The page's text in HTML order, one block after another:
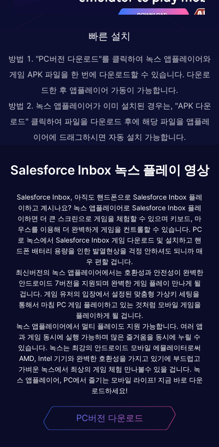
빠른 설치
방법 1. "PC버전 다운로드"를 클릭하여 녹스 앱플레이어와
게임 APK 파일을 한 번에 다운로드할 수 있습니다. 다운로
드한 후 앱플레이어 가동이 가능합니다.
방법 2. 녹스 앱플레이어가 이미 설치된 경우는, "APK 다운
로드" 클릭하여 파일을 다운로드 후에 해당 파일을 앱플레
이어에 드래그하시면 자동 설치 가능합니다.
Salesforce Inbox 녹스 플레이 영상
Salesforce Inbox, 아직도 핸드폰으로 Salesforce Inbox 플레
이하고 계시나요? 녹스 앱플레이어로 Salesforce Inbox 플레
이하면 더 큰 스크린으로 게임을 체험할 수 있으며 키보드, 마
우스를 이용해 더 완벽하게 게임을 컨트롤할 수 있습니다. PC
로 녹스에서 Salesforce Inbox 게임 다운로드 및 설치하고 핸
드폰 배터리 용량을 인한 발열현상을 걱정 안하셔도 되니까 매
우 편할 겁니다.
최신버전의 녹스 앱플레이어에서는 호환성과 안전성이 완벽한
안드로이드 7버전을 지원되며 완벽한 게임 플레이 만나게 될
겁니다. 게임 유저의 입장에서 설정된 맞춤형 가상키 세팅을
통해서 마침 PC 게임 플레이하고 있는 것처럼 모바일 게임을
플레이하게 될 겁니다.
녹스 앱플레이어에서 멀티 플레이도 지원 가능합니다. 여러 앱
과 게임 동시에 실행 가능하며 많은 즐거움을 동시에 누릴 수
있습니다. 녹스는 최강의 안드로이드 모바일 에뮬레이터로써
AMD, Intel 기기와 완벽한 호환성을 가지고 있기에 부드럽고
가벼운 녹스에서 최상의 게임 체험 만나볼수 있을 겁니다. 녹
스 앱플레이어, PC에서 즐기는 모바일 라이프! 지금 바로 다운
로드하세요!
PC버전 다운로드